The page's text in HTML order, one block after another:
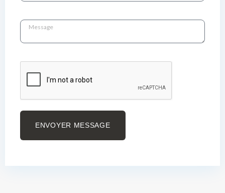
ENVOYER MESSAGE